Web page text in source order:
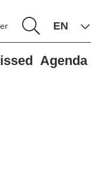
Agenda